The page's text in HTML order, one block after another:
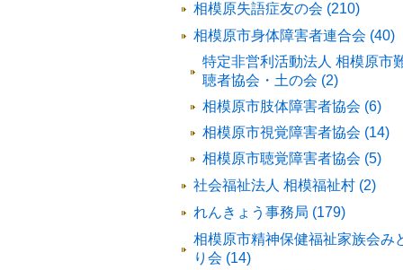
相模原失語症友の会 (210)
相模原市身体障害者連合会 (40)
特定非営利活動法人 相模原市
聴者協会・土の会 (2)
相模原市肢体障害者協会 (6)
相模原市視覚障害者協会 (14)
相模原市聴覚障害者協会 (5)
社会福祉法人 相模福祉村 (2)
れんきょう事務局 (179)
相模原市精神保健福祉家族会み
り会 (14)